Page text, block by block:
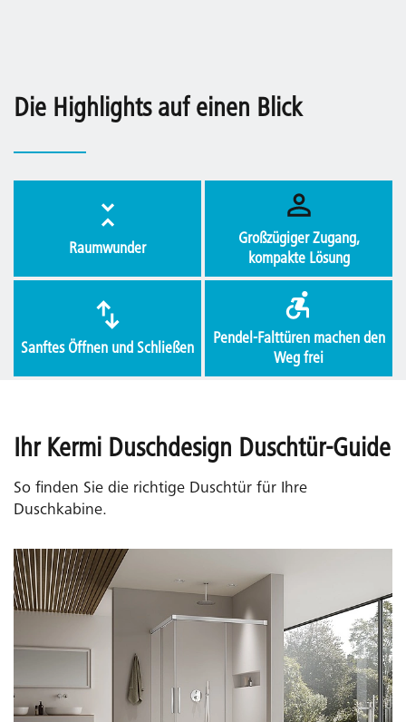
Die Highlights auf einen Blick
Raumwunder
Großzügiger Zugang,
kompakte Lösung
Sanftes Öffnen und Schließen
Pendel-Falttüren machen den
Weg frei
Ihr Kermi Duschdesign Duschtür-Guide
So finden Sie die richtige Duschtür für Ihre
Duschkabine.